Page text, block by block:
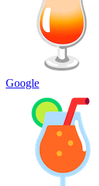
Google